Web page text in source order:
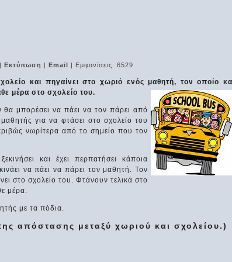
| Εκτύπωση | Email | Εμφανίσεις: 6529
και πηγαίνει στο χωριό ενός μαθητή, τον οποίο
μέρα στο σχολείο του.
θα μπορέσει να πάει να τον πάρει από
για να φτάσει στο σχολείο του
νωρίτερα από το σημείο που τον
και έχει περπατήσει κάποια
να πάει να πάρει τον μαθητή. Τον
στο σχολείο του. Φτάνουν τελικά στο
μέρα.
με τα πόδια.
απόστασης μεταξύ χωριού και σχολείου.)